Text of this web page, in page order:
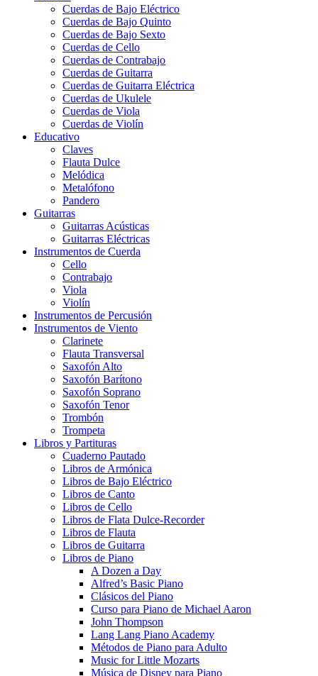
Cuerdas de Bajo Eléctrico
Cuerdas de Bajo Quinto
Cuerdas de Bajo Sexto
Cuerdas de Cello
Cuerdas de Contrabajo
Cuerdas de Guitarra
Cuerdas de Guitarra Eléctrica
Cuerdas de Ukulele
Cuerdas de Viola
Cuerdas de Violín
Educativo
Claves
Flauta Dulce
Melódica
Metalófono
Pandero
Guitarras
Guitarras Acústicas
Guitarras Eléctricas
Instrumentos de Cuerda
Cello
Contrabajo
Viola
Violín
Instrumentos de Percusión
Instrumentos de Viento
Clarinete
Flauta Transversal
Saxofón Alto
Saxofón Barítono
Saxofón Soprano
Saxofón Tenor
Trombón
Trompeta
Libros y Partituras
Cuaderno Pautado
Libros de Armónica
Libros de Bajo Eléctrico
Libros de Canto
Libros de Cello
Libros de Flata Dulce-Recorder
Libros de Flauta
Libros de Guitarra
Libros de Piano
A Dozen a Day
Alfred’s Basic Piano
Clásicos del Piano
Curso para Piano de Michael Aaron
John Thompson
Lang Lang Piano Academy
Métodos de Piano para Adulto
Music for Little Mozarts
Música de Disney para Piano